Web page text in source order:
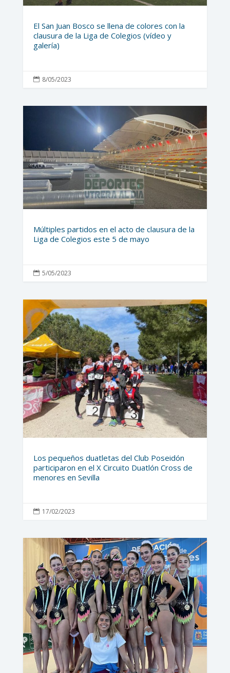
El San Juan Bosco se llena de colores con la
clausura de la Liga de Colegios (vídeo y
galería)
 8/05/2023
Múltiples partidos en el acto de clausura de la
Liga de Colegios este 5 de mayo
 5/05/2023
Los pequeños duatletas del Club Poseidón
participaron en el X Circuito Duatlón Cross de
menores en Sevilla
 17/02/2023